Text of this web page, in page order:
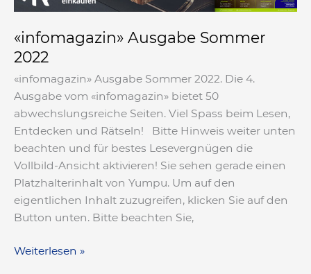
«infomagazin» Ausgabe Sommer
2022
«infomagazin» Ausgabe Sommer 2022. Die 4.
Ausgabe vom «infomagazin» bietet 50
abwechslungsreiche Seiten. Viel Spass beim Lesen,
Entdecken und Rätseln! Bitte Hinweis weiter unten
beachten und für bestes Lesevergnügen die
Vollbild-Ansicht aktivieren! Sie sehen gerade einen
Platzhalterinhalt von Yumpu. Um auf den
eigentlichen Inhalt zuzugreifen, klicken Sie auf den
Button unten. Bitte beachten Sie,
Weiterlesen »